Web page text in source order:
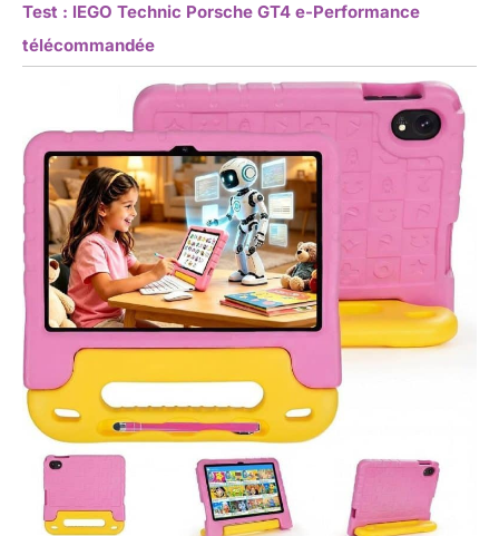
Test : lEGO Technic Porsche GT4 e-Performance
télécommandée